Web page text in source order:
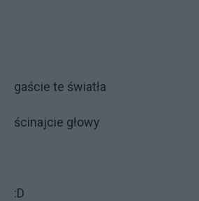
gaście te światła
ścinajcie głowy
:D